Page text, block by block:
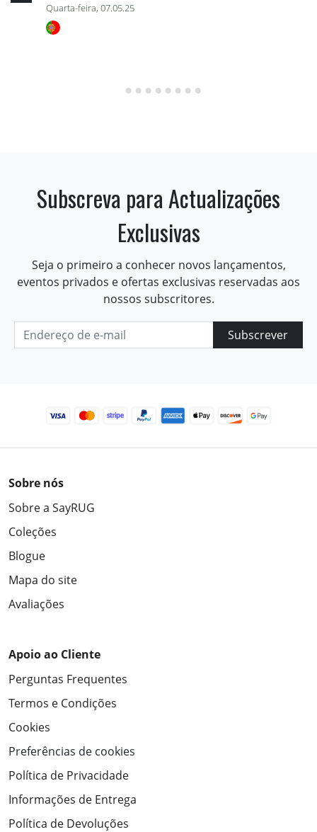
Quarta-feira, 07.05.25
Subscreva para Actualizações
Exclusivas
Seja o primeiro a conhecer novos lançamentos,
eventos privados e ofertas exclusivas reservadas aos
nossos subscritores.
Subscrever
Sobre nós
Sobre a SayRUG
Coleções
Blogue
Mapa do site
Avaliações
Apoio ao Cliente
Perguntas Frequentes
Termos e Condições
Cookies
Preferências de cookies
Política de Privacidade
Informações de Entrega
Política de Devoluções